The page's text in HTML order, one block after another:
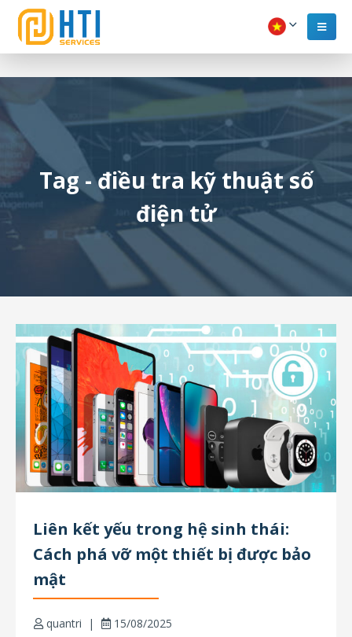
Tag - điều tra kỹ thuật số
điện tử
Liên kết yếu trong hệ sinh thái:
Cách phá vỡ một thiết bị được bảo
mật
quantri 15/08/2025